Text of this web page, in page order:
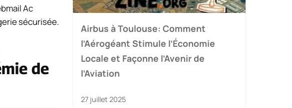
Ac
sécurisée.
de
Airbus à Toulouse: Comment
l’Aérogéant Stimule l’Économie
Locale et Façonne l’Avenir de
l’Aviation
27 juillet 2025